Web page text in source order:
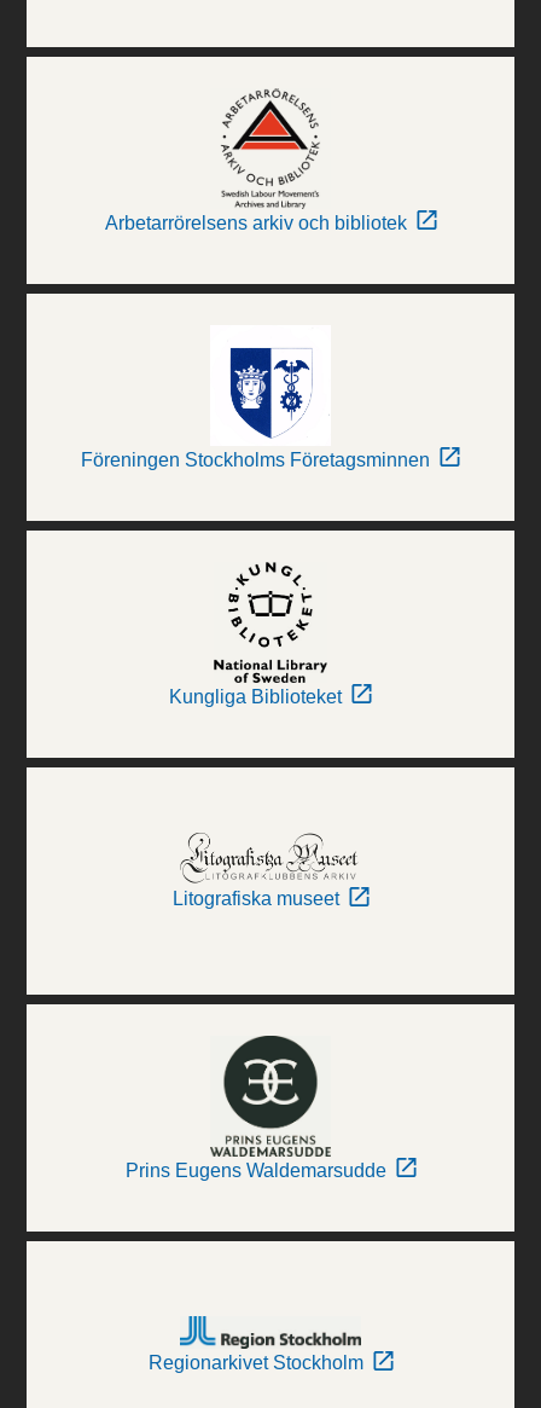
Arbetarrörelsens arkiv och bibliotek
Föreningen Stockholms Företagsminnen
Kungliga Biblioteket
Litografiska museet
Prins Eugens Waldemarsudde
Regionarkivet Stockholm